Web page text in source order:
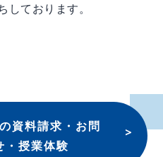
ております。
資料請求・お問
・授業体験